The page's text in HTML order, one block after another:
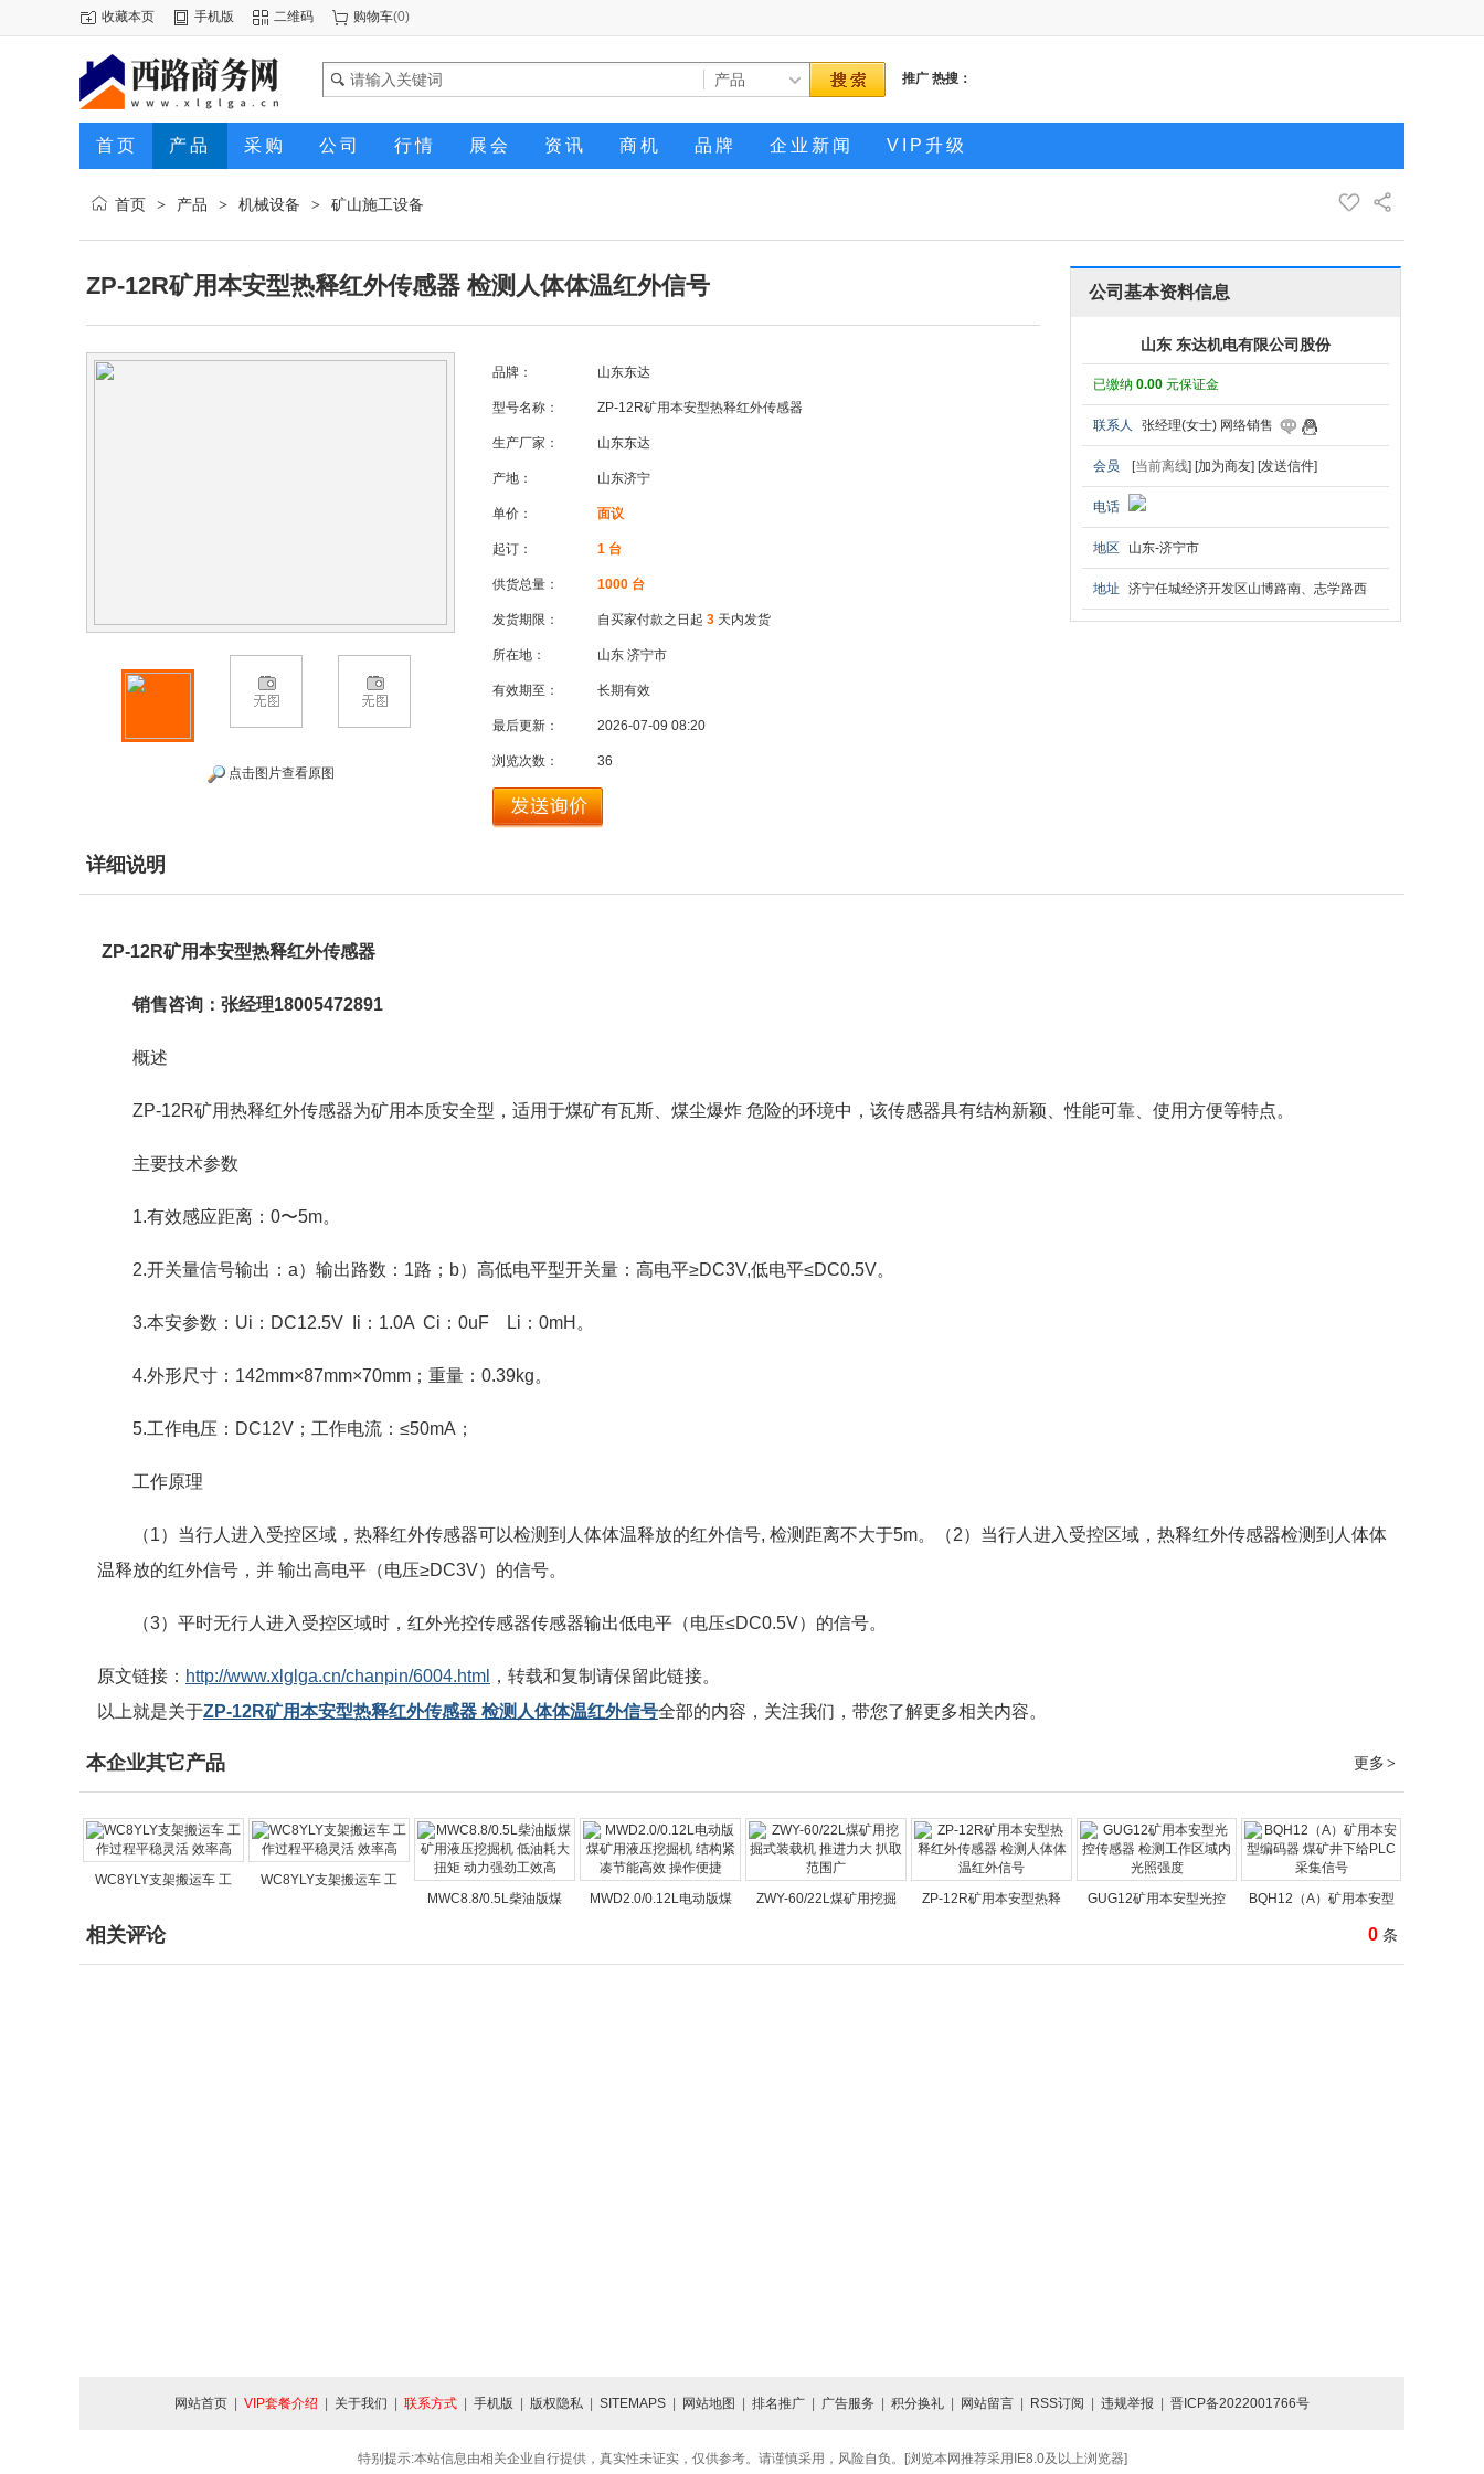
收藏本页 手机版 二维码 购物车(0)
推广 热搜：
首页 产品 采购 公司 行情 展会 资讯 商机 品牌 企业新闻 VIP升级
首页 > 产品 > 机械设备 > 矿山施工设备
ZP-12R矿用本安型热释红外传感器 检测人体体温红外信号
点击图片查看原图
品牌： 山东东达
型号名称： ZP-12R矿用本安型热释红外传感器
生产厂家： 山东东达
产地： 山东济宁
单价： 面议
起订： 1 台
供货总量： 1000 台
发货期限： 自买家付款之日起 3 天内发货
所在地： 山东 济宁市
有效期至： 长期有效
最后更新： 2026-07-09 08:20
浏览次数： 36
公司基本资料信息
山东 东达机电有限公司股份
已缴纳 0.00 元保证金
联系人 张经理(女士) 网络销售
会员 [当前离线] [加为商友] [发送信件]
电话
地区 山东-济宁市
地址 济宁任城经济开发区山博路南、志学路西
详细说明
ZP-12R矿用本安型热释红外传感器
销售咨询：张经理18005472891
概述
ZP-12R矿用热释红外传感器为矿用本质安全型，适用于煤矿有瓦斯、煤尘爆炸 危险的环境中，该传感器具有结构新颖、性能可靠、使用方便等特点。
主要技术参数
1.有效感应距离：0〜5m。
2.开关量信号输出：a）输出路数：1路；b）高低电平型开关量：高电平≥DC3V,低电平≤DC0.5V。
3.本安参数：Ui：DC12.5V Ii：1.0A Ci：0uF Li：0mH。
4.外形尺寸：142mm×87mm×70mm；重量：0.39kg。
5.工作电压：DC12V；工作电流：≤50mA；
工作原理
（1）当行人进入受控区域，热释红外传感器可以检测到人体体温释放的红外信号, 检测距离不大于5m。（2）当行人进入受控区域，热释红外传感器检测到人体体
温释放的红外信号，并 输出高电平（电压≥DC3V）的信号。
（3）平时无行人进入受控区域时，红外光控传感器传感器输出低电平（电压≤DC0.5V）的信号。
原文链接： http://www.xlglga.cn/chanpin/6004.html
，转载和复制请保留此链接。
以上就是关于ZP-12R矿用本安型热释红外传感器 检测人体体温红外信号全部的内容，关注我们，带您了解更多相关内容。
更多 >
本企业其它产品
WC8YLY支架搬运车 工
WC8YLY支架搬运车 工
MWC8.8/0.5L柴油版煤
MWD2.0/0.12L电动版煤 ZWY-60/22L煤矿用挖掘 ZP-12R矿用本安型热释 GUG12矿用本安型光控 BQH12（A）矿用本安型
0 条
相关评论
网站首页 VIP套餐介绍 关于我们 联系方式 手机版 版权隐私 SITEMAPS 网站地图 排名推广 广告服务 积分换礼 网站留言 RSS订阅 违规举报 晋ICP备2022001766号
特别提示:本站信息由相关企业自行提供，真实性未证实，仅供参考。请谨慎采用，风险自负。[浏览本网推荐采用IE8.0及以上浏览器]